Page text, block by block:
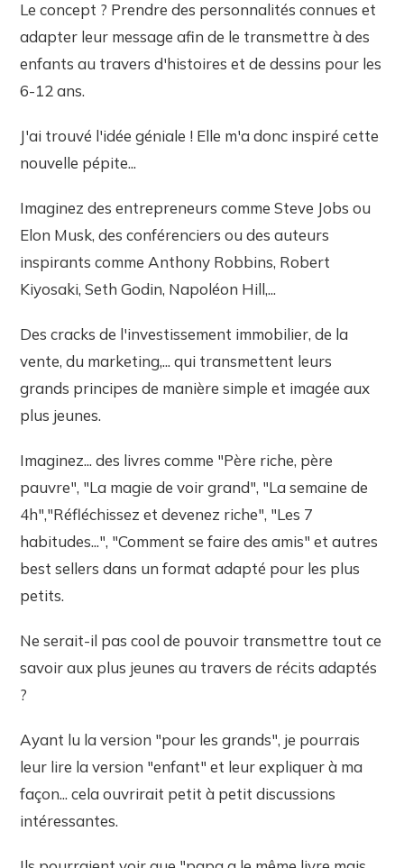
Le concept ? Prendre des personnalités connues et
adapter leur message afin de le transmettre à des
enfants au travers d'histoires et de dessins pour les
6-12 ans.
J'ai trouvé l'idée géniale ! Elle m'a donc inspiré cette
nouvelle pépite...
Imaginez des entrepreneurs comme Steve Jobs ou
Elon Musk, des conférenciers ou des auteurs
inspirants comme Anthony Robbins, Robert
Kiyosaki, Seth Godin, Napoléon Hill,...
Des cracks de l'investissement immobilier, de la
vente, du marketing,... qui transmettent leurs
grands principes de manière simple et imagée aux
plus jeunes.
Imaginez... des livres comme "Père riche, père
pauvre", "La magie de voir grand", "La semaine de
4h","Réfléchissez et devenez riche", "Les 7
habitudes...", "Comment se faire des amis" et autres
best sellers dans un format adapté pour les plus
petits.
Ne serait-il pas cool de pouvoir transmettre tout ce
savoir aux plus jeunes au travers de récits adaptés
?
Ayant lu la version "pour les grands", je pourrais
leur lire la version "enfant" et leur expliquer à ma
façon... cela ouvrirait petit à petit discussions
intéressantes.